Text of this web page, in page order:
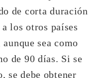
de corta duración
los otros países
aunque sea como
de 90 días. Si se
se debe obtener